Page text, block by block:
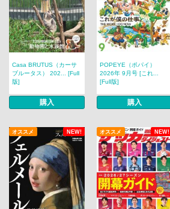
Casa BRUTUS（カーサ
ブルータス） 202... [Full
版]
購入
POPEYE（ポパイ）
2026年 9月号 [これ...
[Full版]
購入
NEW!
オススメ NEW!
オススメ